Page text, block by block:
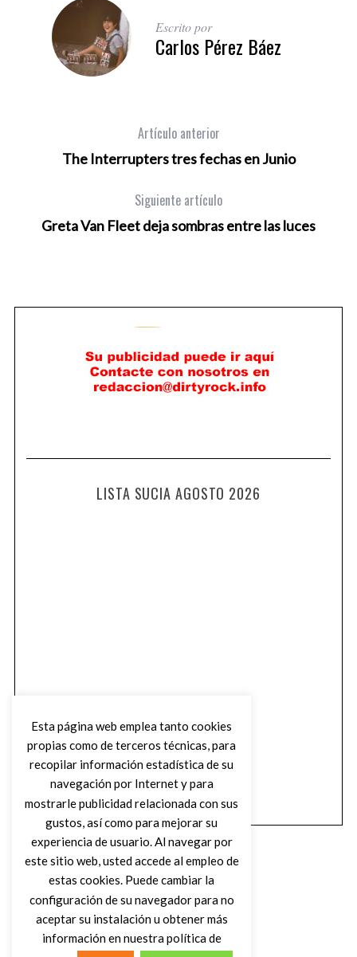
Escrito por
Carlos Pérez Báez
Artículo anterior
The Interrupters tres fechas en Junio
Siguiente artículo
Greta Van Fleet deja sombras entre las luces
LISTA SUCIA AGOSTO 2026
Esta página web emplea tanto cookies
propias como de terceros técnicas, para
recopilar información estadística de su
navegación por Internet y para
mostrarle publicidad relacionada con sus
gustos, así como para mejorar su
experiencia de usuario. Al navegar por
este sitio web, usted accede al empleo de
estas cookies. Puede cambiar la
configuración de su navegador para no
aceptar su instalación u obtener más
información en nuestra política de